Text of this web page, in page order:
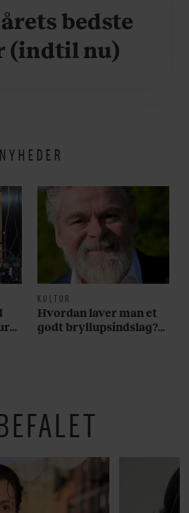
bedste
(indtil nu)
NYHEDER
KULTUR
Hvordan laver man et
godt bryllupsindslag?